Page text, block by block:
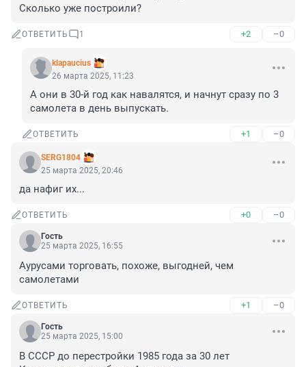
Сколько уже построили?
ОТВЕТИТЬ 1 +2 –0
klapaucius
26 марта 2025, 11:23
А они в 30-й год как навалятся, и начнут сразу по 3
самолета в день выпускать.
ОТВЕТИТЬ +1 –0
SERG1804
25 марта 2025, 20:46
да нафиг их...
ОТВЕТИТЬ +0 –0
Гость
25 марта 2025, 16:55
Аурусами торговать, похоже, выгодней, чем
самолетами
ОТВЕТИТЬ +1 –0
Гость
25 марта 2025, 15:00
В СССР до перестройки 1985 года за 30 лет